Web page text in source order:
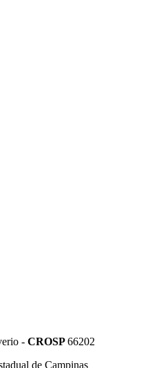
- CROSP66202
de Campinas